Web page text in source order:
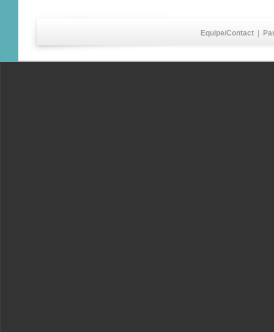
Equipe/Contact